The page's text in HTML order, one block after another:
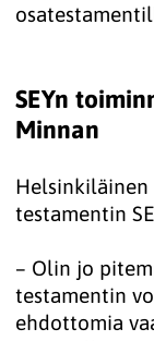
SEYn
Minnan
Helsinkiläinen
testamentin
– Olin jo
testamentin
ehdottomia